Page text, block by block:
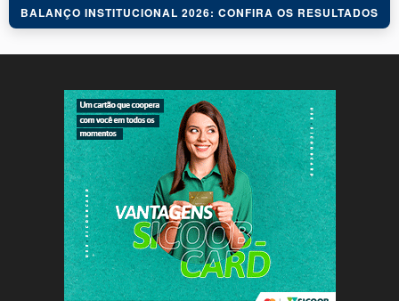
BALANÇO INSTITUCIONAL 2026: CONFIRA OS RESULTADOS